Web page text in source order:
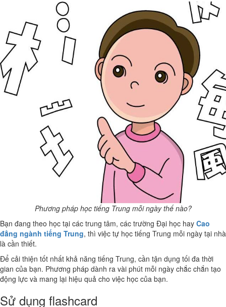
Phương pháp học tiếng Trung mỗi ngày thế nào?
Bạn đang theo học tại các trung tâm, các trường Đại học hay Cao
đẳng ngành tiếng Trung, thì việc tự học tiếng Trung mỗi ngày tại nhà
là cần thiết.
Để cải thiện tốt nhất khả năng tiếng Trung, cần tận dụng tối đa thời
gian của bạn. Phương pháp dành ra vài phút mỗi ngày chắc chắn tạo
động lực và mang lại hiệu quả cho việc học của bạn.
Sử dụng flashcard